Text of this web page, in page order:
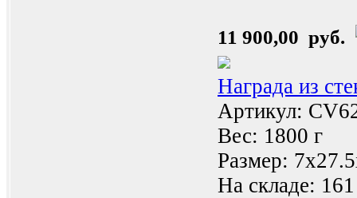
11 900,00 руб.
Награда из
Артикул:
Вес: 1800 г
Размер:
На складе: